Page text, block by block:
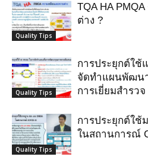
Quality Tips
TQA HA
ต่าง ?
Quality Tips
การประยุกต์ใช้
จัดทำแผนพัฒน
การเยี่ยมสำรวจ
Quality Tips
การประยุกต์ใช้
ในสถานการณ์